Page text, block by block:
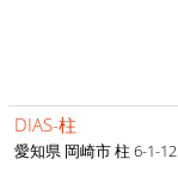
DIAS-柱
愛知県 岡崎市 柱 6-1-12